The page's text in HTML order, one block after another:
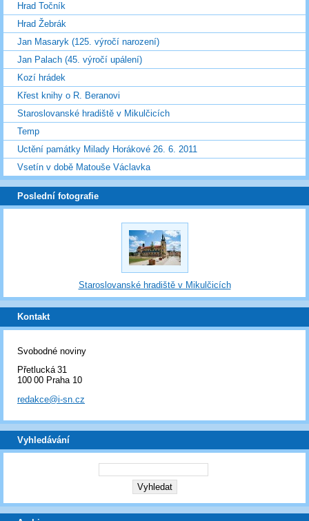
Hrad Točník
Hrad Žebrák
Jan Masaryk (125. výročí narození)
Jan Palach (45. výročí upálení)
Kozí hrádek
Křest knihy o R. Beranovi
Staroslovanské hradiště v Mikulčicích
Temp
Uctění památky Milady Horákové 26. 6. 2011
Vsetín v době Matouše Václavka
Poslední fotografie
Staroslovanské hradiště v Mikulčicích
Kontakt
Svobodné noviny
Přetlucká 31
100 00 Praha 10
redakce@i-sn.cz
Vyhledávání